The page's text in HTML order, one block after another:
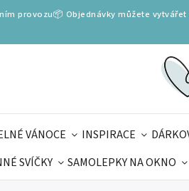
provozu📦 Objednávky můžete
VÁNOCE INSPIRACE
SVÍČKY SAMOLEPKY NA OKNO